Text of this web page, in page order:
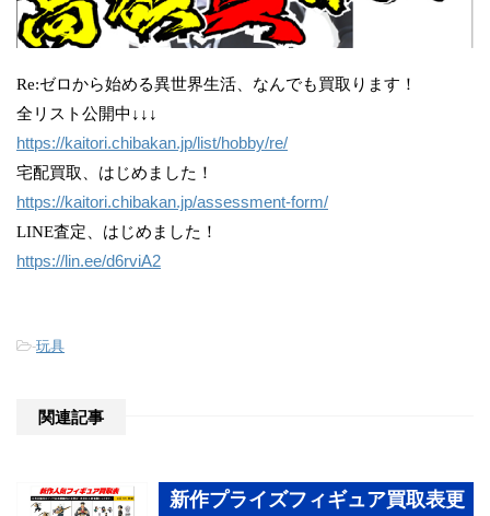
Re:ゼロから始める異世界生活、なんでも買取ります！
全リスト公開中↓↓↓
https://kaitori.chibakan.jp/list/hobby/re/
宅配買取、はじめました！
https://kaitori.chibakan.jp/assessment-form/
LINE査定、はじめました！
https://lin.ee/d6rviA2
-玩具
関連記事
新作プライズフィギュア買取表更